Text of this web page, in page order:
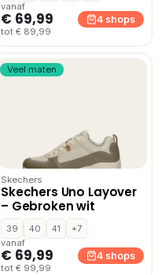
vanaf
€ 69,99
tot € 89,99
4 shops
Veel maten
Skechers
Skechers Uno Layover
– Gebroken wit
39 40 41
+7
vanaf
€ 69,99
tot € 99,99
4 shops